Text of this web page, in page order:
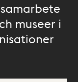
museer i